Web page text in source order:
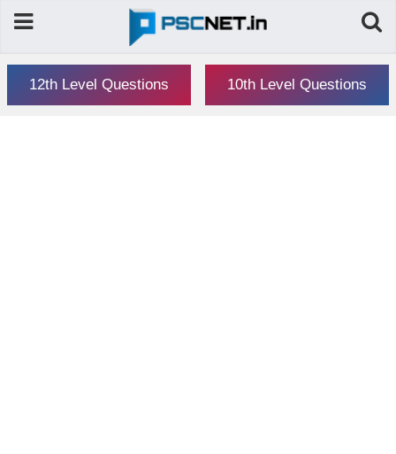
12th Level Questions 10th Level Questions